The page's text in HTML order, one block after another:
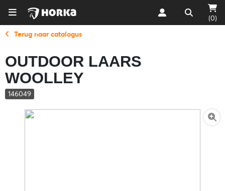
(0)
Terug naar catalogus
OUTDOOR LAARS
WOOLLEY
146049